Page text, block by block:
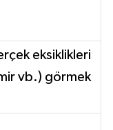
eksiklikleri
vb.) görmek